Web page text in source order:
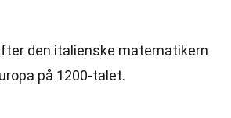
den italienske matematikern
på 1200-talet.